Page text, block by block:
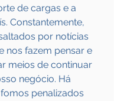
de cargas e a
Constantemente,
por notícias
nos fazem pensar e
meios de continuar
negócio. Há
penalizados